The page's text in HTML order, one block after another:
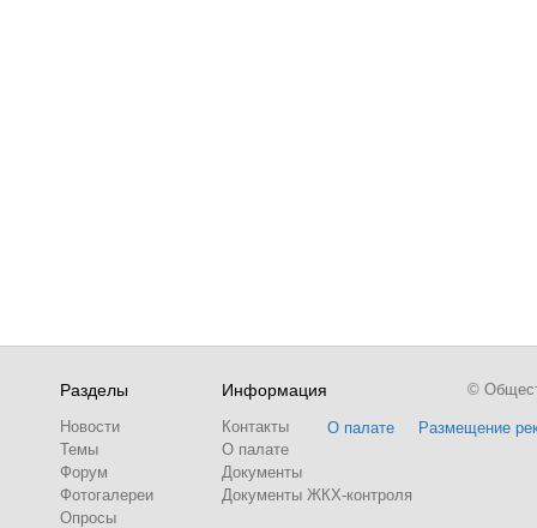
Разделы
Новости
Темы
Форум
Фотогалереи
Опросы
Информация
Контакты
О палате
Документы
Документы ЖКХ-контроля
О палате Размещение
©